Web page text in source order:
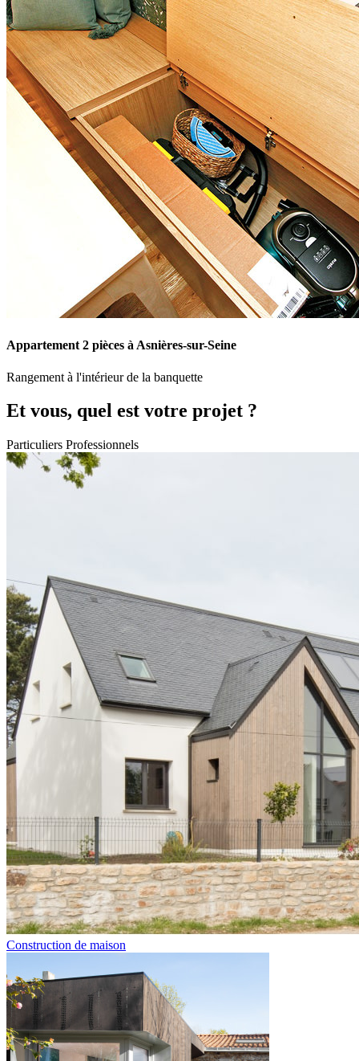
Appartement 2 pièces à Asnières-sur-Seine
Rangement à l'intérieur de la banquette
Et vous, quel est votre projet ?
Particuliers Professionnels
Construction de maison